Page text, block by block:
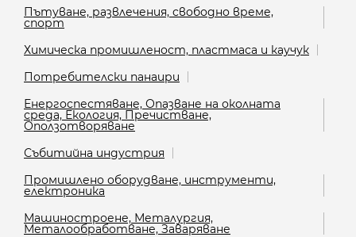
Пътуване, развлечения, свободно време,
спорт
Химическа промишленост, пластмаса и каучук
Потребителски панаири
Енергоспестяване, Опазване на околната
среда, Екология, Пречистване,
Оползотворяване
Събитийна индустрия
Промишлено оборудване, инструменти,
електроника
Машиностроене, Металургия,
Металообработване, Заваряване